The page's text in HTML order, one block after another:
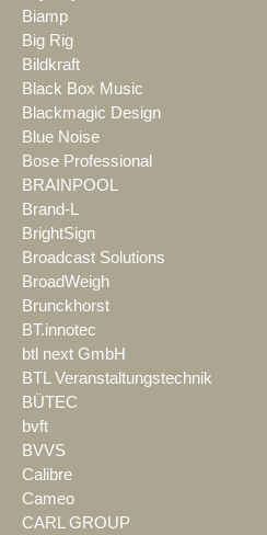
Biamp
Big Rig
Bildkraft
Black Box Music
Blackmagic Design
Blue Noise
Bose Professional
BRAINPOOL
Brand-L
BrightSign
Broadcast Solutions
BroadWeigh
Brunckhorst
BT.innotec
btl next GmbH
BTL Veranstaltungstechnik
BÜTEC
bvft
BVVS
Calibre
Cameo
CARL GROUP